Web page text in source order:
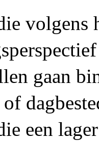
volgens
gaan
een